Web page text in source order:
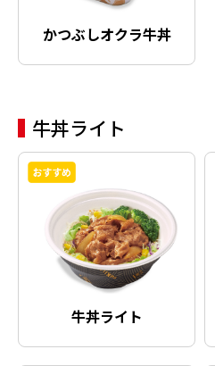
かつぶしオクラ牛丼
牛丼ライト
牛丼ライト